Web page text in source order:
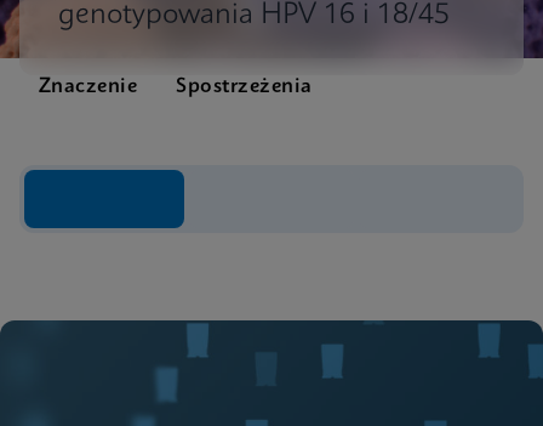
genotypowania HPV 16 i 18/45
Znaczenie Spostrzeżenia